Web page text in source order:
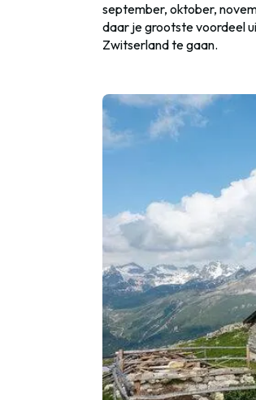
september, oktober,
daar je grootste voordeel
Zwitserland te gaan.